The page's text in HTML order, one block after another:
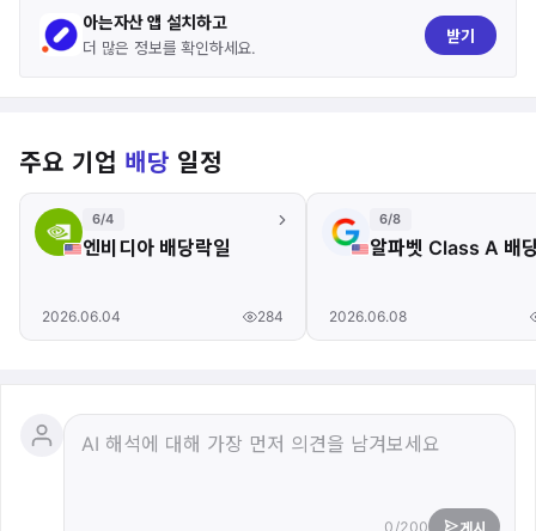
아는자산 앱 설치하고
더 많은 정보를 확인하세요.
받기
주요 기업 배당 일정
6/4
엔비디아 배당락일
2026.06.04 284
6/8
알파벳 Class A 배
2026.06.08
0/200 게시